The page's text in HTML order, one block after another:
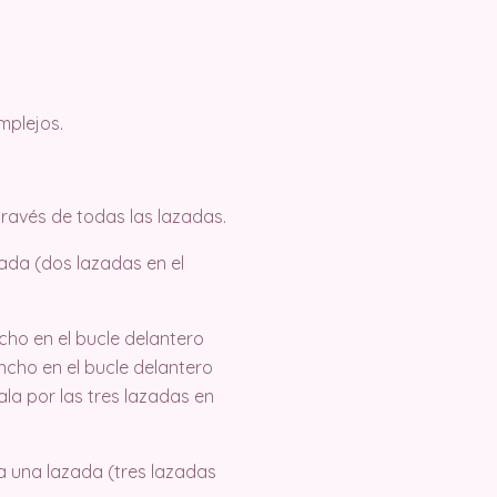
de todas las lazadas.
(dos lazadas en el
en el bucle delantero
en el bucle delantero
por las tres lazadas en
una lazada (tres lazadas